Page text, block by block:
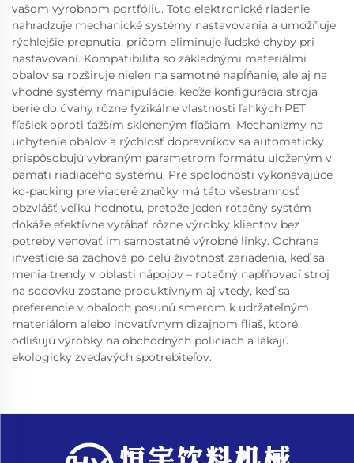
vašom výrobnom portfóliu. Toto elektronické riadenie
nahradzuje mechanické systémy nastavovania a umožňuje
rýchlejšie prepnutia, pričom eliminuje ľudské chyby pri
nastavovaní. Kompatibilita so základnými materiálmi
obalov sa rozširuje nielen na samotné napĺňanie, ale aj na
vhodné systémy manipulácie, keďže konfigurácia stroja
berie do úvahy rôzne fyzikálne vlastnosti ľahkých PET
fľašiek oproti ťažším skleneným fľašiam. Mechanizmy na
uchytenie obalov a rýchlosť dopravníkov sa automaticky
prispôsobujú vybraným parametrom formátu uloženým v
pamäti riadiaceho systému. Pre spoločnosti vykonávajúce
ko-packing pre viaceré značky má táto všestrannosť
obzvlášť veľkú hodnotu, pretože jeden rotačný systém
dokáže efektívne vyrábať rôzne výrobky klientov bez
potreby venovať im samostatné výrobné linky. Ochrana
investície sa zachová po celú životnosť zariadenia, keď sa
menia trendy v oblasti nápojov – rotačný napľňovací stroj
na sodovku zostane produktívnym aj vtedy, keď sa
preferencie v obaloch posunú smerom k udržateľným
materiálom alebo inovatívnym dizajnom fliaš, ktoré
odlišujú výrobky na obchodných policiach a lákajú
ekologicky zvedavých spotrebiteľov.